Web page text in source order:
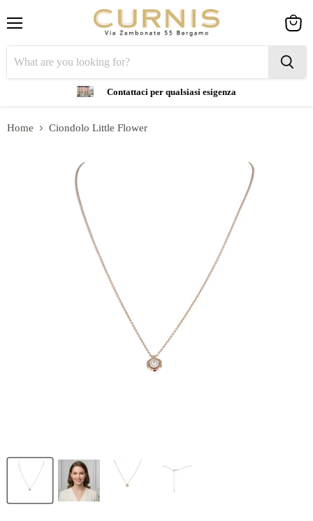
Contattaci per qualsiasi esigenza
cart
Home Ciondolo Little Flower